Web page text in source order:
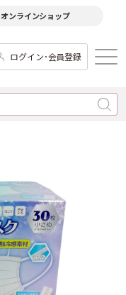
オンラインショップ
ログイン･会員登録